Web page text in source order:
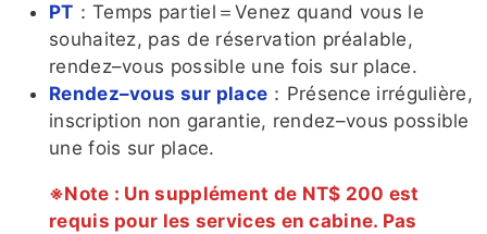
PT ：Temps partiel＝Venez quand vous le
souhaitez, pas de réservation préalable,
rendez–vous possible une fois sur place.
Rendez–vous sur place ：Présence irrégulière,
inscription non garantie, rendez–vous possible
une fois sur place.
※Note : Un supplément de NT$ 200 est
requis pour les services en cabine. Pas